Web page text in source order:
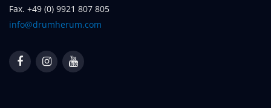
Fax. +49 (0) 9921 807 805
info@drumherum.com